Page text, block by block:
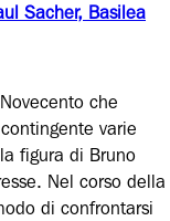
Sacher, Basilea
che
varie
figura di Bruno
Nel corso della
di confrontarsi